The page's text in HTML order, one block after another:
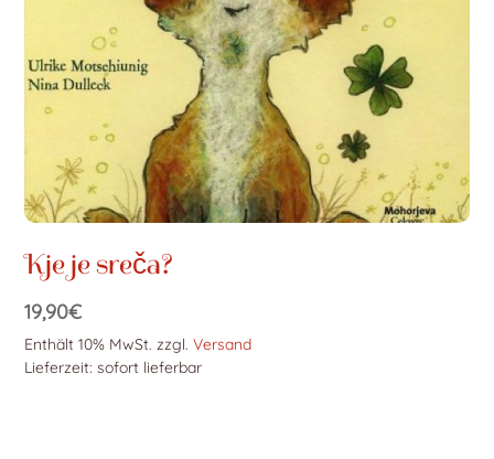
Kje je sreča?
19,90€
Enthält 10% MwSt. zzgl.Versand
Lieferzeit: sofort lieferbar